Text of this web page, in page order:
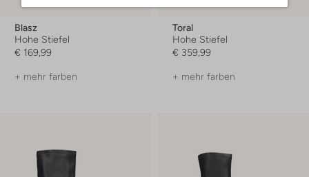
Blasz
Hohe Stiefel
€ 169,99
+ mehr farben
Toral
Hohe Stiefel
€ 359,99
+ mehr farben